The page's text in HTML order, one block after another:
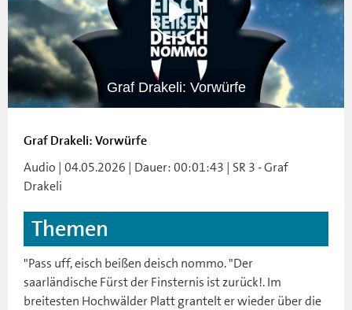
Graf Drakeli: Vorwürfe
Graf Drakeli: Vorwürfe
Audio | 04.05.2026 | Dauer: 00:01:43 | SR 3 - Graf
Drakeli
Themen
"Pass uff, eisch beißen deisch nommo. "Der
saarländische Fürst der Finsternis ist zurück!. Im
breitesten Hochwälder Platt grantelt er wieder über die